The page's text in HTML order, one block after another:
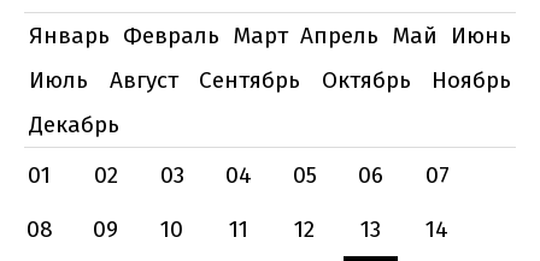
Январь Февраль Март Апрель Май
Июнь
Июль
Август Сентябрь Октябрь
Ноябрь
Декабрь
01
02 03 04 05 06
07
08
09 10 11 12 13
14